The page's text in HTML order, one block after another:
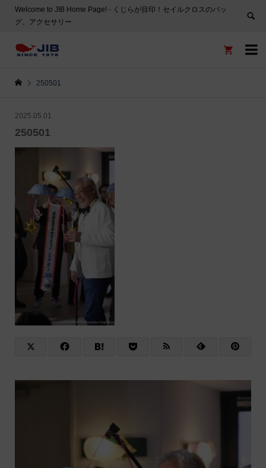
Welcome to JIB Home Page! ‐ くじらが目印！セイルクロスのバッ
グ、アクセサリー


250501
2025.05.01
250501